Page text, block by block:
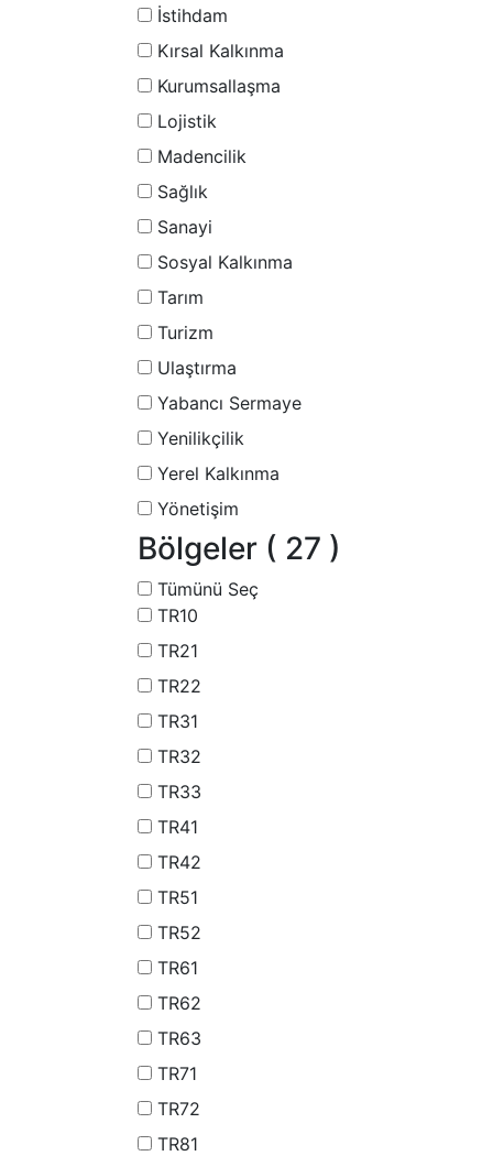
İstihdam
Kırsal Kalkınma
Kurumsallaşma
Lojistik
Madencilik
Sağlık
Sanayi
Sosyal Kalkınma
Tarım
Turizm
Ulaştırma
Yabancı Sermaye
Yenilikçilik
Yerel Kalkınma
Yönetişim
Bölgeler ( 27 )
Tümünü Seç
TR10
TR21
TR22
TR31
TR32
TR33
TR41
TR42
TR51
TR52
TR61
TR62
TR63
TR71
TR72
TR81